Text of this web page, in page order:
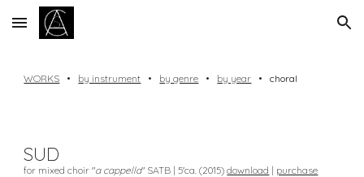
Skip to main content Skip to navigation
WORKS • by instrument • by genre • by year •choral
SUD
for mixed choir "a cappella" SATB | 5'ca. (2015) download | purchase